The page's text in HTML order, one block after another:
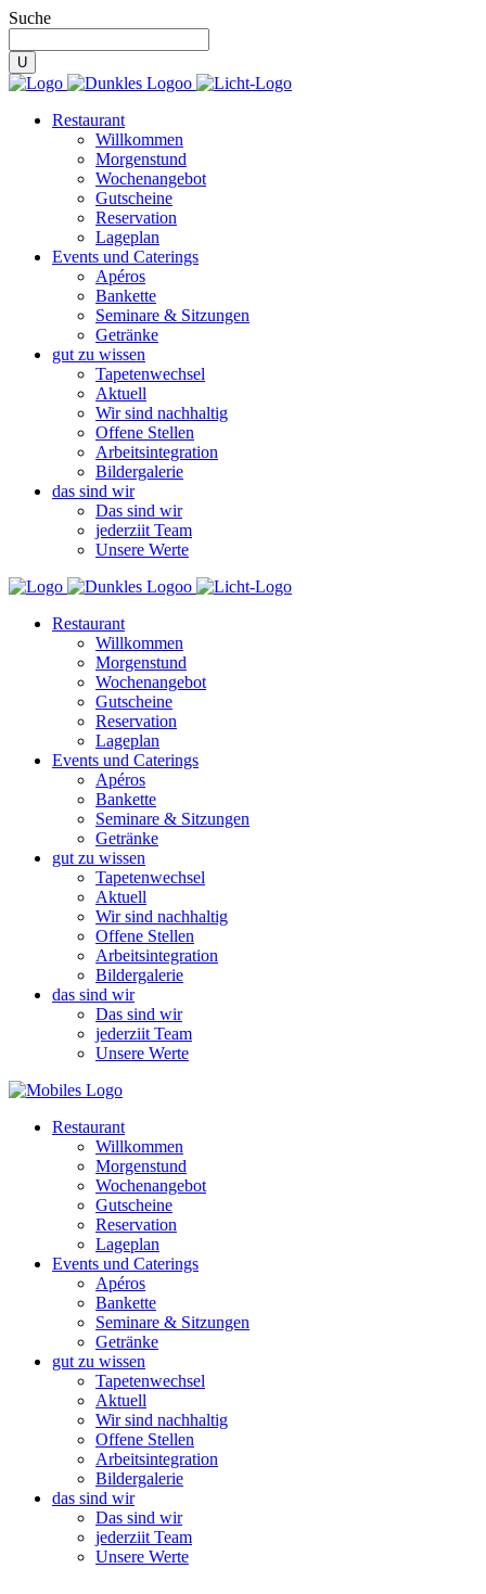
Suche
Restaurant
Willkommen
Morgenstund
Wochenangebot
Gutscheine
Reservation
Lageplan
Events und Caterings
Apéros
Bankette
Seminare & Sitzungen
Getränke
gut zu wissen
Tapetenwechsel
Aktuell
Wir sind nachhaltig
Offene Stellen
Arbeitsintegration
Bildergalerie
das sind wir
Das sind wir
jederziit Team
Unsere Werte
Restaurant
Willkommen
Morgenstund
Wochenangebot
Gutscheine
Reservation
Lageplan
Events und Caterings
Apéros
Bankette
Seminare & Sitzungen
Getränke
gut zu wissen
Tapetenwechsel
Aktuell
Wir sind nachhaltig
Offene Stellen
Arbeitsintegration
Bildergalerie
das sind wir
Das sind wir
jederziit Team
Unsere Werte
Restaurant
Willkommen
Morgenstund
Wochenangebot
Gutscheine
Reservation
Lageplan
Events und Caterings
Apéros
Bankette
Seminare & Sitzungen
Getränke
gut zu wissen
Tapetenwechsel
Aktuell
Wir sind nachhaltig
Offene Stellen
Arbeitsintegration
Bildergalerie
das sind wir
Das sind wir
jederziit Team
Unsere Werte